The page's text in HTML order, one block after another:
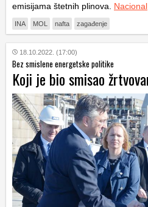
emisijama štetnih plinova. Nacional
INA MOL nafta zagađenje
18.10.2022. (17:00)
Bez smislene energetske politike
Koji je bio smisao